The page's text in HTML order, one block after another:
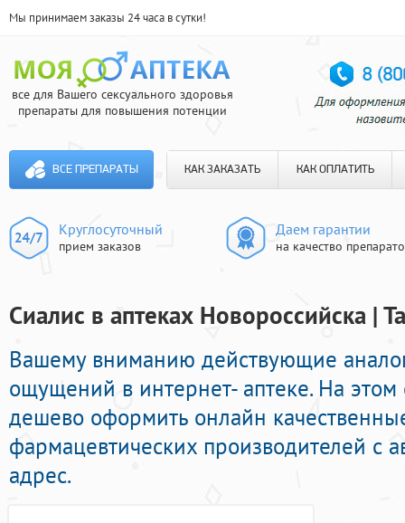
Мы принимаем заказы 24 часа в сутки!
все для Вашего сексуального здоровья
препараты для повышения потенции
ВСЕ ПРЕПАРАТЫ КАК ЗАКАЗАТЬ КАК ОПЛАТИТЬ
Круглосуточный
прием заказов
Даем гарантии
на качество
Сиалис в аптеках Новороссийска |
Вашему вниманию действующие
ощущений в интернет- аптеке. На
дешево оформить онлайн
фармацевтических производителей с
адрес.